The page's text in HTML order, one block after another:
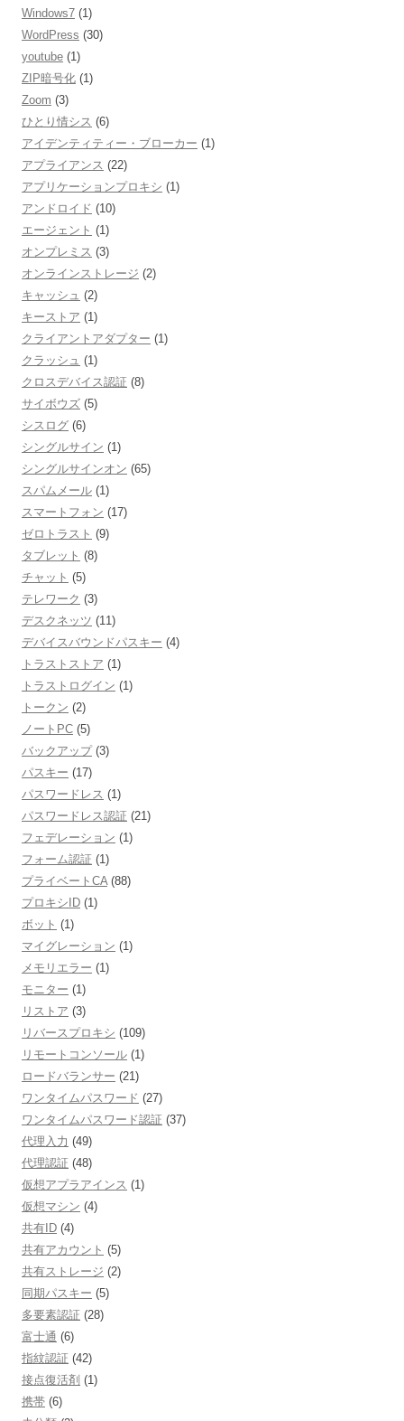
Windows7 (1)
WordPress (30)
youtube (1)
ZIP暗号化 (1)
Zoom (3)
ひとり情シス (6)
アイデンティティー・ブローカー (1)
アプライアンス (22)
アプリケーションプロキシ (1)
アンドロイド (10)
エージェント (1)
オンプレミス (3)
オンラインストレージ (2)
キャッシュ (2)
キーストア (1)
クライアントアダプター (1)
クラッシュ (1)
クロスデバイス認証 (8)
サイボウズ (5)
シスログ (6)
シングルサイン (1)
シングルサインオン (65)
スパムメール (1)
スマートフォン (17)
ゼロトラスト (9)
タブレット (8)
チャット (5)
テレワーク (3)
デスクネッツ (11)
デバイスバウンドパスキー (4)
トラストストア (1)
トラストログイン (1)
トークン (2)
ノートPC (5)
バックアップ(3)
パスキー (17)
パスワードレス (1)
パスワードレス認証 (21)
フェデレーション (1)
フォーム認証 (1)
プライベートCA(88)
プロキシID (1)
ボット (1)
マイグレーション (1)
メモリエラー (1)
モニター (1)
リストア (3)
リバースプロキシ (109)
リモートコンソール (1)
ロードバランサー (21)
ワンタイムパスワード (27)
ワンタイムパスワード認証 (37)
代理入力 (49)
代理認証 (48)
仮想アプラアインス (1)
仮想マシン (4)
共有ID (4)
共有アカウント (5)
共有ストレージ (2)
同期パスキー (5)
多要素認証 (28)
富士通 (6)
指紋認証 (42)
接点復活剤 (1)
携帯 (6)